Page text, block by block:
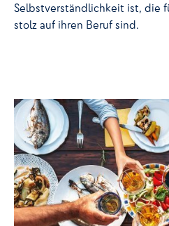
Selbstverständlichkeit ist, die
stolz auf ihren Beruf sind.